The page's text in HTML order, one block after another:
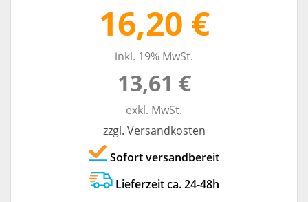
16,20 €
inkl. 19% MwSt.
13,61 €
exkl. MwSt.
zzgl. Versandkosten
Sofort versandbereit
Lieferzeit ca. 24-48h